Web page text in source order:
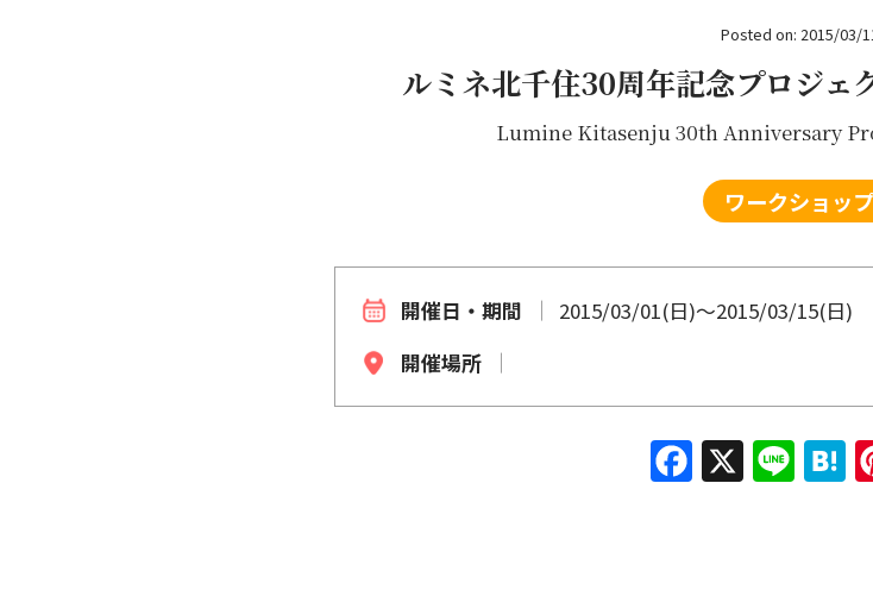
Posted on: 2015/03/
ルミネ北千住30周年記念プロジ
Lumine Kitasenju 30th Anniversary
ワークショップ
開催日・期間 2015/03/01(日)〜2015/03/15(日)
開催場所
Facebook X Line